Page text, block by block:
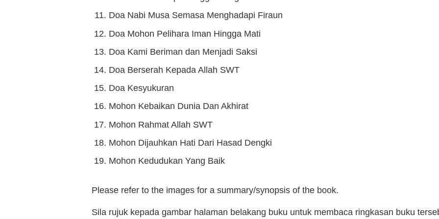
Doa Nabi Musa Semasa Menghadapi Firaun
Doa Mohon Pelihara Iman Hingga Mati
Doa Kami Beriman dan Menjadi Saksi
Doa Berserah Kepada Allah SWT
Doa Kesyukuran
Mohon Kebaikan Dunia Dan Akhirat
Mohon Rahmat Allah SWT
Mohon Dijauhkan Hati Dari Hasad Dengki
Mohon Kedudukan Yang Baik
Please refer to the images for a summary/synopsis of the book.
Sila rujuk kepada gambar halaman belakang buku untuk membaca ringkasan buku